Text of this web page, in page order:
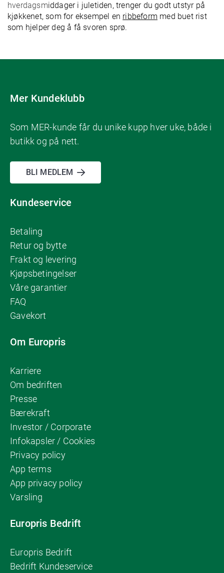
hverdagsmiddager i juletiden, trenger du godt utstyr på
kjøkkenet, som for eksempel en ribbeform med buet rist
som hjelper deg å få svoren sprø.
Mer Kundeklubb
Som MER-kunde får du unike kupp hver uke, både i
butikk og på nett.
BLI MEDLEM
Kundeservice
Betaling
Retur og bytte
Frakt og levering
Kjøpsbetingelser
Våre garantier
FAQ
Gavekort
Om Europris
Karriere
Om bedriften
Presse
Bærekraft
Investor / Corporate
Infokapsler / Cookies
Privacy policy
App terms
App privacy policy
Varsling
Europris Bedrift
Europris Bedrift
Bedrift Kundeservice